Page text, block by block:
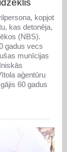
kopjot
kas detonēja,
(NBS).
gadus vecs
munīcijas
aģentūru
60 gadus